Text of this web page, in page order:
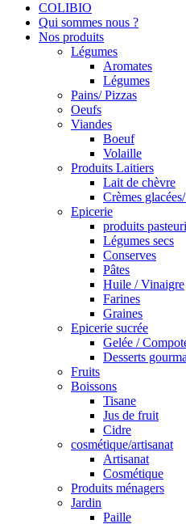
COLIBIO
Qui sommes nous ?
Nos produits
Légumes
Aromates
Légumes
Pains/ Pizzas
Oeufs
Viandes
Boeuf
Volaille
Produits Laitiers
Lait de chèvre
Crèmes
Epicerie
produits
Légumes secs
Conserves
Pâtes
Huile / Vinaigre
Farines
Graines
Epicerie sucrée
Gelée /
Desserts
Fruits
Boissons
Tisane
Jus de fruit
Cidre
cosmétique/artisanat
Artisanat
Cosmétique
Produits ménagers
Jardin
Paille